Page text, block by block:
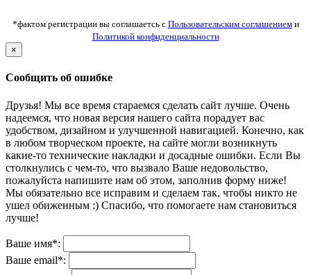
*фактом регистрации вы соглашаетсь с Пользовательским соглашениеми
Политикой конфиденциальности
×
Сообщить об ошибке
Друзья! Мы все время стараемся сделать сайт лучше. Очень
надеемся, что новая версия нашего сайта порадует вас
удобством, дизайном и улучшенной навигацией. Конечно, как
в любом творческом проекте, на сайте могли возникнуть
какие-то технические накладки и досадные ошибки. Если Вы
столкнулись с чем-то, что вызвало Ваше недовольство,
пожалуйста напишите нам об этом, заполнив форму ниже!
Мы обязательно все исправим и сделаем так, чтобы никто не
ушел обиженным :) Спасибо, что помогаете нам становиться
лучше!
Ваше имя*:
Ваше email*: